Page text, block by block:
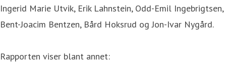
Ingerid Marie Utvik, Erik Lahnstein, Odd-Emil Ingebrigtsen,
Bent-Joacim Bentzen, Bård Hoksrud og Jon-Ivar Nygård.
Rapporten viser blant annet: